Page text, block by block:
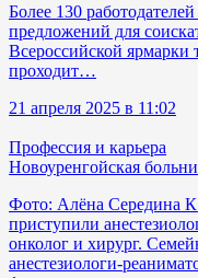
Более 130
предложений для
Всероссийской ярмарки
проходит…
21 апреля 2025 в 11:02
Профессия и карьера
Новоуренгойская
Фото: Алёна Середина К
приступили
онколог и хирург.
анестезиологи-